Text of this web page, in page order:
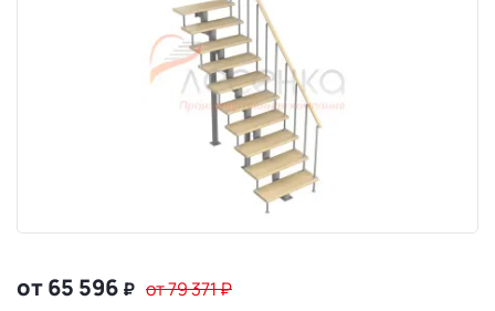
от 65 596 ₽ от 79 371₽